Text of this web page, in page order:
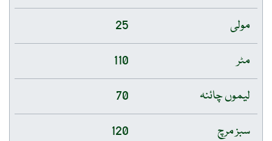
مولی
25
مٹر
110
لیموں چائنہ
70
سبز مرچ
120